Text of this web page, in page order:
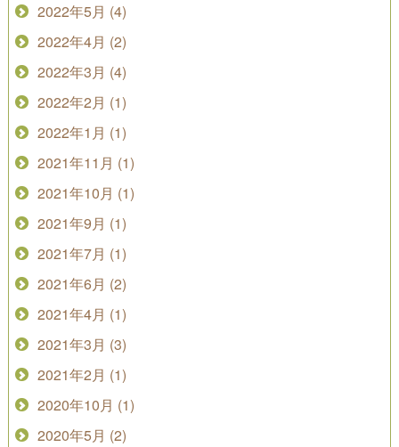
2022年5月 (4)
2022年4月 (2)
2022年3月 (4)
2022年2月 (1)
2022年1月 (1)
2021年11月 (1)
2021年10月 (1)
2021年9月 (1)
2021年7月 (1)
2021年6月 (2)
2021年4月 (1)
2021年3月 (3)
2021年2月 (1)
2020年10月 (1)
2020年5月 (2)